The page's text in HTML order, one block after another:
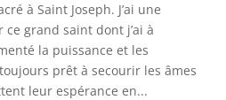
à Saint Joseph. J’ai une
grand saint dont j’ai à
la puissance et les
prêt à secourir les âmes
leur espérance en...